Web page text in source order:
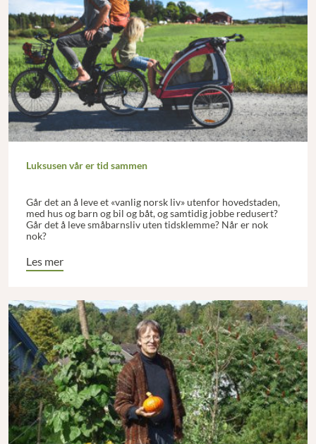
Luksusen vår er tid sammen
Går det an å leve et «vanlig norsk liv» utenfor hovedstaden,
med hus og barn og bil og båt, og samtidig jobbe redusert?
Går det å leve småbarnsliv uten tidsklemme? Når er nok
nok?
Les mer